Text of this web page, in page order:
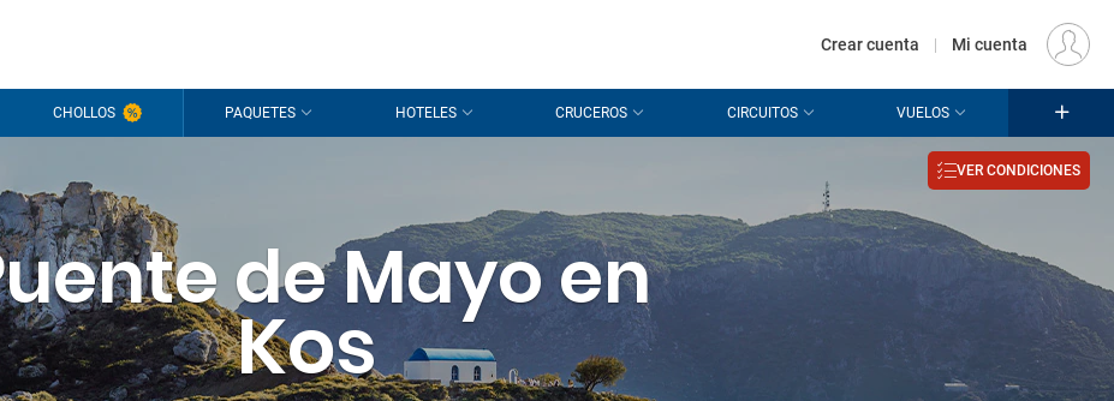
EUR
Crear cuenta | Mi cuenta
CHOLLOS PAQUETES HOTELES CRUCEROS CIRCUITOS VUELOS
de Mayo en
Kos
VER CONDICIONES